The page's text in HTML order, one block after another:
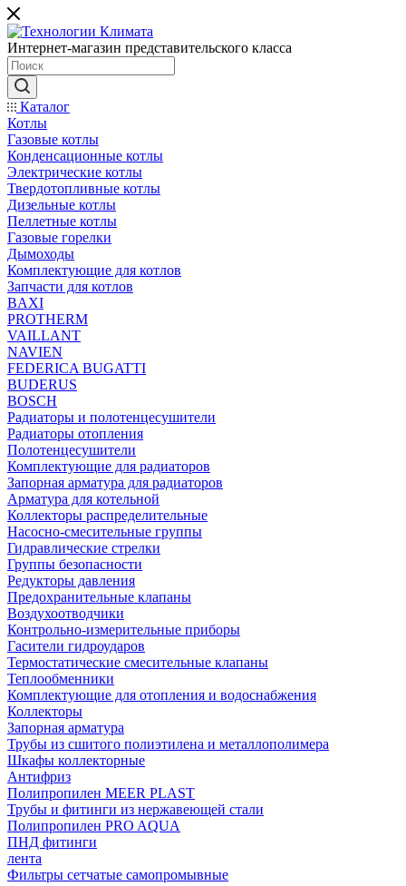
Интернет-магазин представительского класса
Каталог
Котлы
Газовые котлы
Конденсационные котлы
Электрические котлы
Твердотопливные котлы
Дизельные котлы
Пеллетные котлы
Газовые горелки
Дымоходы
Комплектующие для котлов
Запчасти для котлов
BAXI
PROTHERM
VAILLANT
NAVIEN
FEDERICA BUGATTI
BUDERUS
BOSCH
Радиаторы и полотенцесушители
Радиаторы отопления
Полотенцесушители
Комплектующие для радиаторов
Запорная арматура для радиаторов
Арматура для котельной
Коллекторы распределительные
Насосно-смесительные группы
Гидравлические стрелки
Группы безопасности
Редукторы давления
Предохранительные клапаны
Воздухоотводчики
Контрольно-измерительные приборы
Гасители гидроударов
Термостатические смесительные клапаны
Теплообменники
Комплектующие для отопления и водоснабжения
Коллекторы
Запорная арматура
Трубы из сшитого полиэтилена и металлополимера
Шкафы коллекторные
Антифриз
Полипропилен MEER PLAST
Трубы и фитинги из нержавеющей стали
Полипропилен PRO AQUA
ПНД фитинги
лента
Фильтры сетчатые самопромывные